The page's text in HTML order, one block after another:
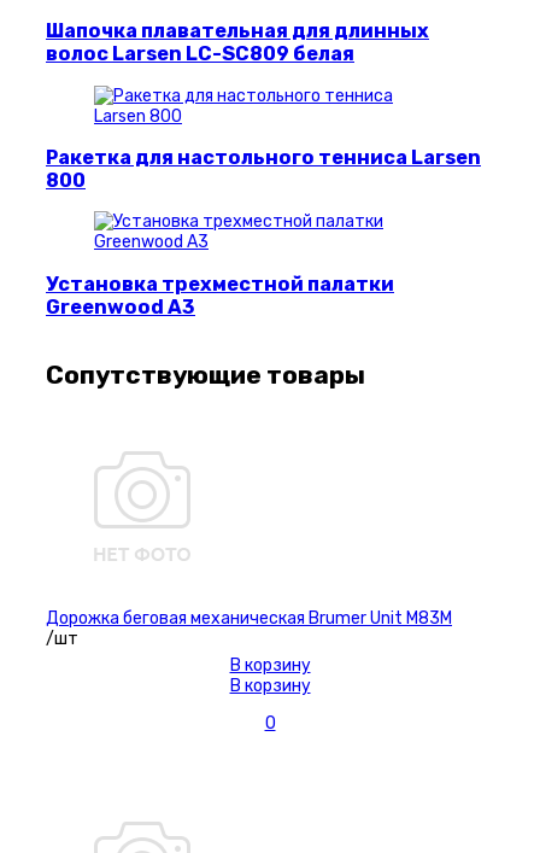
Шапочка плавательная для длинных
волос Larsen LC-SC809 белая
Ракетка для настольного тенниса Larsen
800
Установка трехместной палатки
Greenwood A3
Сопутствующие товары
Дорожка беговая механическая Brumer Unit M83M
/шт
В корзину
В корзину
0